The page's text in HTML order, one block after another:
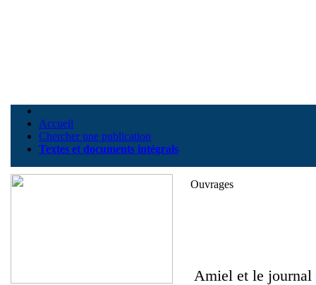
Accueil
Chercher une publication
Textes et documents intégrals
Ouvrages
Amiel et le journal